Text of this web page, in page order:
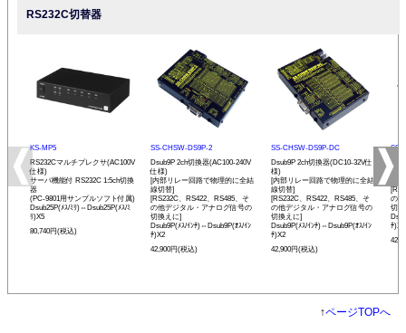
RS232C切替器
KS-MP5
RS232Cマルチプレクサ(AC100V
仕様)
サーバ機能付 RS232C 1:5ch切換
器
(PC-9801用サンプルソフト付属)
Dsub25P(ﾒｽ/ﾐﾘ)⇔Dsub25P(ﾒｽ/ﾐ
ﾘ)X5
80,740円(税込)
SS-CHSW-DS9P-2
Dsub9P 2ch切換器(AC100-240V
仕様)
[内部リレー回路で物理的に全結
線切替]
[RS232C、RS422、RS485、そ
の他デジタル・アナログ信号の
切換えに]
Dsub9P(ﾒｽ/ｲﾝﾁ)⇔Dsub9P(ｵｽ/ｲﾝ
ﾁ)X2
42,900円(税込)
SS-CHSW-DS9P-DC
Dsub9P 2ch切換器(DC10-32V仕
様)
[内部リレー回路で物理的に全結
線切替]
[RS232C、RS422、RS485、そ
の他デジタル・アナログ信号の
切換えに]
Dsub9P(ﾒｽ/ｲﾝﾁ)⇔Dsub9P(ｵｽ/ｲﾝ
ﾁ)X2
42,900円(税込)
SS-
[内
の
切
ﾁ)X2
↑ページTOPへ